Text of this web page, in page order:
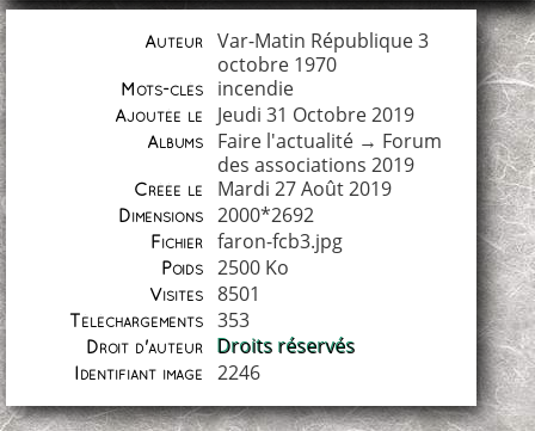
Auteur
Var-Matin République 3
octobre 1970
Mots-clés incendie
Ajoutée le Jeudi 31 Octobre 2019
Albums Faire l'actualité→ Forum
des associations 2019
Créée le Mardi 27 Août 2019
Dimensions 2000*2692
Fichier faron-fcb3.jpg
Poids 2500 Ko
Visites 8501
Téléchargements 353
Droit d'auteur Droits réservés
Identifiant image 2246